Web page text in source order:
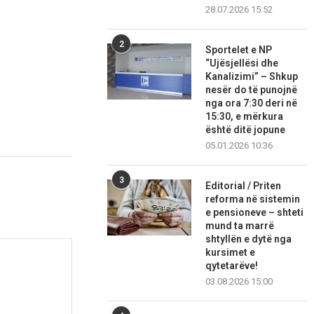
28.07.2026 15:52
2
Sportelet e NP
“Ujësjellësi dhe
Kanalizimi” – Shkup
nesër do të punojnë
nga ora 7:30 deri në
15:30, e mërkura
është ditë jopune
05.01.2026 10:36
3
Editorial / Priten
reforma në sistemin
e pensioneve – shteti
mund ta marrë
shtyllën e dytë nga
kursimet e
qytetarëve!
03.08.2026 15:00